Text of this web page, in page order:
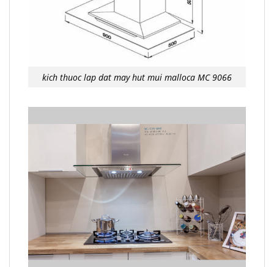
kich thuoc lap dat may hut mui malloca MC 9066